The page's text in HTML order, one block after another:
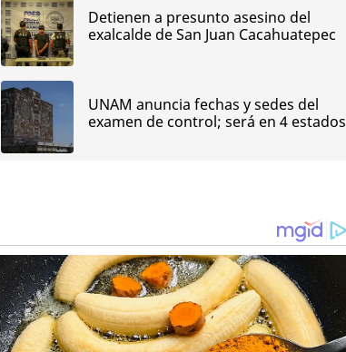
Detienen a presunto asesino del
exalcalde de San Juan Cacahuatepec
UNAM anuncia fechas y sedes del
examen de control; será en 4 estados